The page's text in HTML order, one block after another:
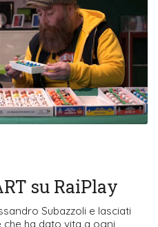
su RaiPlay
Subazzoli e lasciati
che ha dato vita a ogni